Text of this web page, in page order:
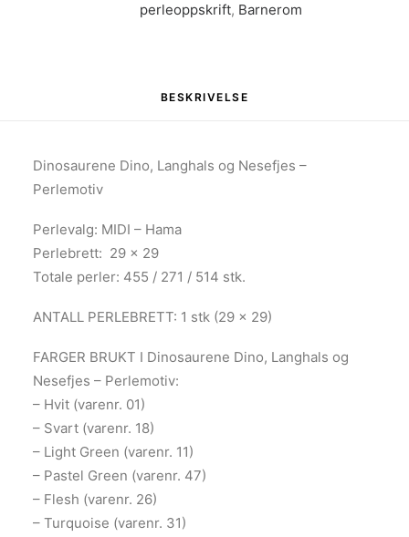
perleoppskrift, Barnerom
BESKRIVELSE
Dinosaurene Dino, Langhals og Nesefjes –
Perlemotiv
Perlevalg: MIDI – Hama
Perlebrett: 29 x 29
Totale perler: 455 / 271 / 514 stk.
ANTALL PERLEBRETT: 1 stk (29 x 29)
FARGER BRUKT I Dinosaurene Dino, Langhals og
Nesefjes – Perlemotiv:
– Hvit (varenr. 01)
– Svart (varenr. 18)
– Light Green (varenr. 11)
– Pastel Green (varenr. 47)
– Flesh (varenr. 26)
– Turquoise (varenr. 31)